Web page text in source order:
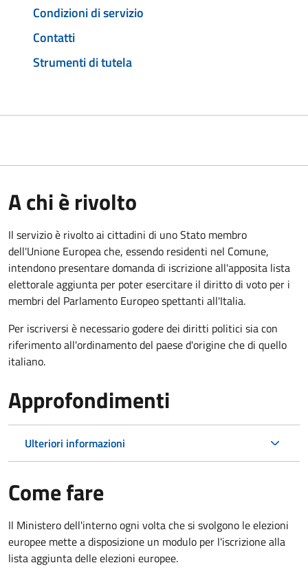
Condizioni di servizio
Contatti
Strumenti di tutela
A chi è rivolto
Il servizio è rivolto ai cittadini di uno Stato membro
dell'Unione Europea che, essendo residenti nel Comune,
intendono presentare domanda di iscrizione all'apposita lista
elettorale aggiunta per poter esercitare il diritto di voto per i
membri del Parlamento Europeo spettanti all'Italia.
Per iscriversi è necessario godere dei diritti politici sia con
riferimento all'ordinamento del paese d'origine che di quello
italiano.
Approfondimenti
Ulteriori informazioni
Come fare
Il Ministero dell'interno ogni volta che si svolgono le elezioni
europee mette a disposizione un modulo per l'iscrizione alla
lista aggiunta delle elezioni europee.